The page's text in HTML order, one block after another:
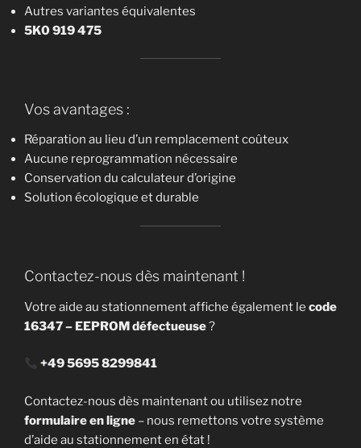
Autres variantes équivalentes
5K0 919 475
Vos avantages :
Réparation au lieu d’un remplacement coûteux
Aucune reprogrammation nécessaire
Conservation du calculateur d’origine
Solution écologique et durable
Contactez-nous dès maintenant !
Votre aide au stationnement affiche également le code
16347 – EEPROM défectueuse?
+49 5695 8299841
Contactez-nous dès maintenant ou utilisez notre
formulaire en ligne – nous remettons votre système
d’aide au stationnement en état !